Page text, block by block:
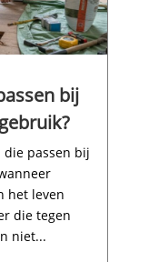
bij
die passen bij
het leven
die tegen
niet...